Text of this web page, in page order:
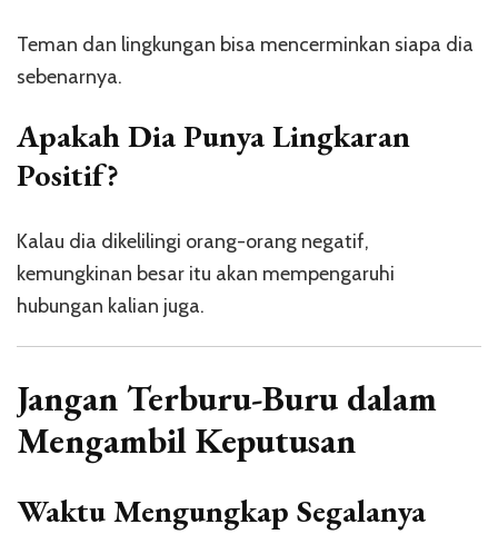
Teman dan lingkungan bisa mencerminkan siapa dia
sebenarnya.
Apakah Dia Punya Lingkaran
Positif?
Kalau dia dikelilingi orang-orang negatif,
kemungkinan besar itu akan mempengaruhi
hubungan kalian juga.
Jangan Terburu-Buru dalam
Mengambil Keputusan
Waktu Mengungkap Segalanya